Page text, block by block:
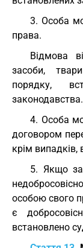
3. Особа
права.
Відмова
засоби,
порядку,
законодавства.
4. Особа
договором
крім
5. Якщо
особою свого
є
встановлено